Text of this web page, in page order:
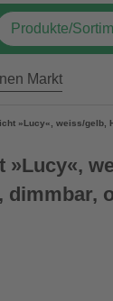
Markt
»Lucy«, weiss/gelb,
»Lucy«,
dimmbar,